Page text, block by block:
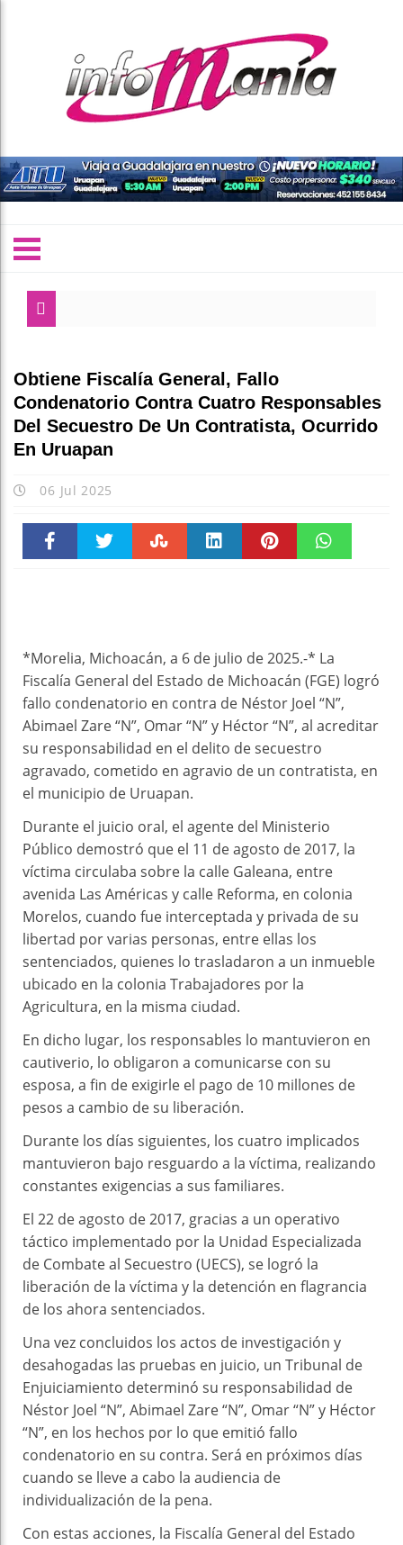
Obtiene Fiscalía General, Fallo
Condenatorio Contra Cuatro Responsables
Del Secuestro De Un Contratista, Ocurrido
En Uruapan
06 Jul 2025
*Morelia, Michoacán, a 6 de julio de 2025.-* La
Fiscalía General del Estado de Michoacán (FGE) logró
fallo condenatorio en contra de Néstor Joel “N”,
Abimael Zare “N”, Omar “N” y Héctor “N”, al acreditar
su responsabilidad en el delito de secuestro
agravado, cometido en agravio de un contratista, en
el municipio de Uruapan.
Durante el juicio oral, el agente del Ministerio
Público demostró que el 11 de agosto de 2017, la
víctima circulaba sobre la calle Galeana, entre
avenida Las Américas y calle Reforma, en colonia
Morelos, cuando fue interceptada y privada de su
libertad por varias personas, entre ellas los
sentenciados, quienes lo trasladaron a un inmueble
ubicado en la colonia Trabajadores por la
Agricultura, en la misma ciudad.
En dicho lugar, los responsables lo mantuvieron en
cautiverio, lo obligaron a comunicarse con su
esposa, a fin de exigirle el pago de 10 millones de
pesos a cambio de su liberación.
Durante los días siguientes, los cuatro implicados
mantuvieron bajo resguardo a la víctima, realizando
constantes exigencias a sus familiares.
El 22 de agosto de 2017, gracias a un operativo
táctico implementado por la Unidad Especializada
de Combate al Secuestro (UECS), se logró la
liberación de la víctima y la detención en flagrancia
de los ahora sentenciados.
Una vez concluidos los actos de investigación y
desahogadas las pruebas en juicio, un Tribunal de
Enjuiciamiento determinó su responsabilidad de
Néstor Joel “N”, Abimael Zare “N”, Omar “N” y Héctor
“N”, en los hechos por lo que emitió fallo
condenatorio en su contra. Será en próximos días
cuando se lleve a cabo la audiencia de
individualización de la pena.
Con estas acciones, la Fiscalía General del Estado